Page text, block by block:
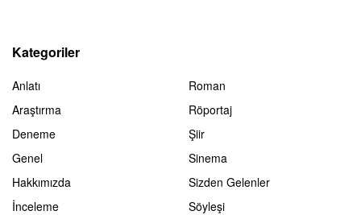
Kategoriler
Anlatı
Araştırma
Deneme
Genel
Hakkımızda
İnceleme
Roman
Röportaj
Şiir
Sinema
Sizden Gelenler
Söyleşi